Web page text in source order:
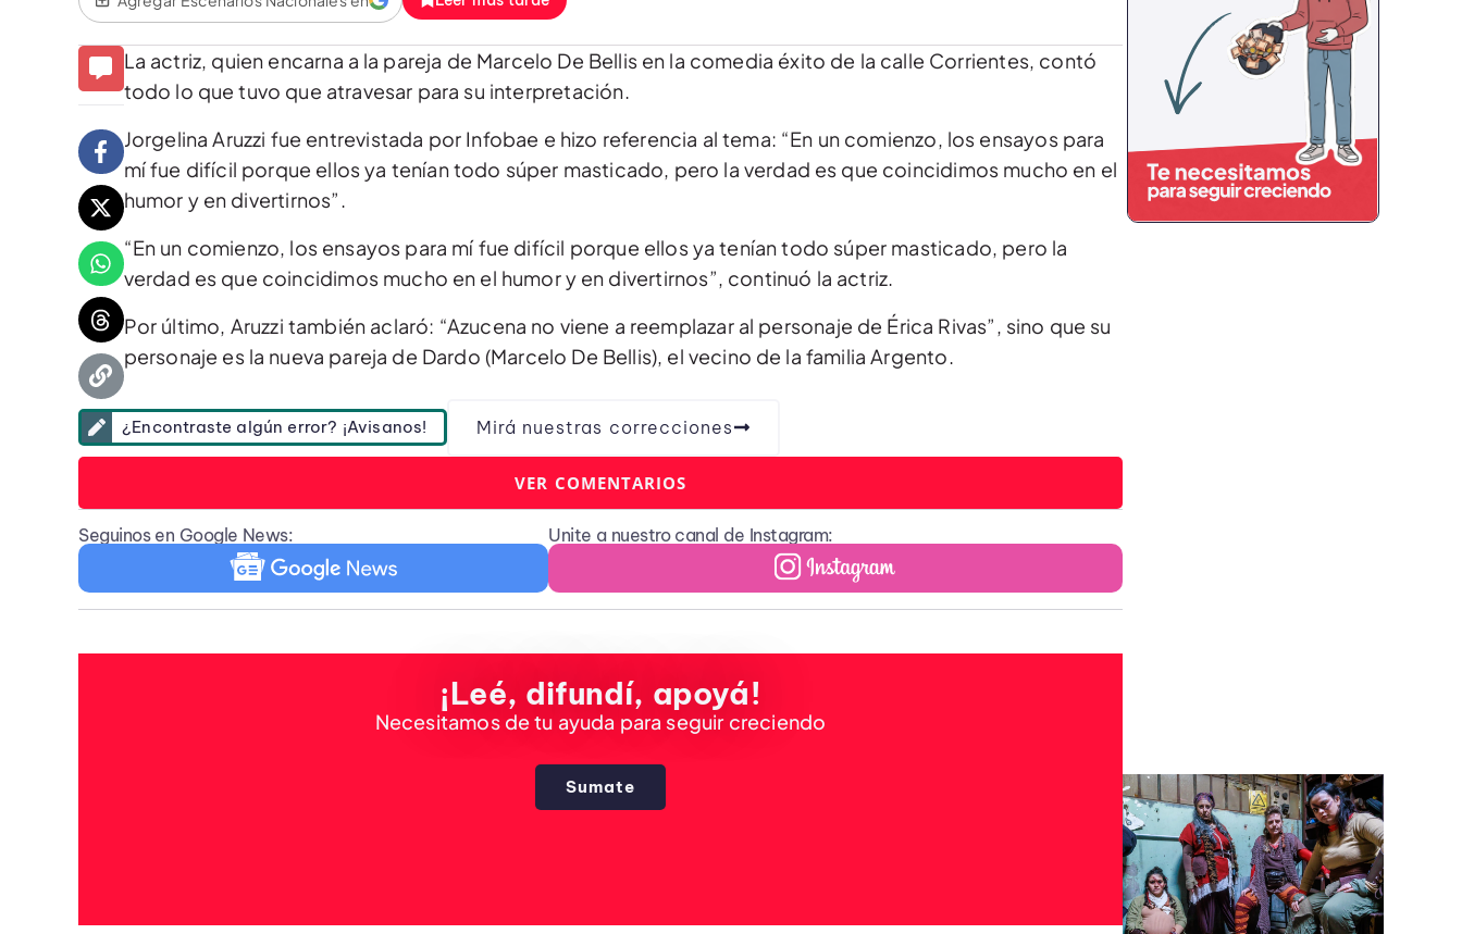
La actriz, quien encarna a la pareja de Marcelo De Bellis en la comedia éxito de la calle Corrientes, contó
todo lo que tuvo que atravesar para su interpretación.
Jorgelina Aruzzi fue entrevistada por Infobae e hizo referencia al tema: “En un comienzo, los ensayos para
mí fue difícil porque ellos ya tenían todo súper masticado, pero la verdad es que coincidimos mucho en el
humor y en divertirnos”.
“En un comienzo, los ensayos para mí fue difícil porque ellos ya tenían todo súper masticado, pero la
verdad es que coincidimos mucho en el humor y en divertirnos”, continuó la actriz.
Por último, Aruzzi también aclaró: “Azucena no viene a reemplazar al personaje de Érica Rivas”, sino que su
personaje es la nueva pareja de Dardo (Marcelo De Bellis), el vecino de la familia Argento.
¿Encontraste algún error? ¡Avisanos! Mirá nuestras correcciones
VER COMENTARIOS
Seguinos en Google News: Unite a nuestro canal de Instagram:
¡Leé, difundí, apoyá!
Necesitamos de tu ayuda para seguir creciendo
Sumate